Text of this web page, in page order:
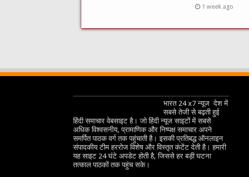
1 week ago
भारत 24 x7 न्यूज देश में
सबसे तेजी से बढ़ती हुई
हिंदी समाचार वेबसाइट है। जो हिंदी न्यूज साइटों में सबसे
अधिक विश्वसनीय, प्रामाणिक और निष्पक्ष समाचार अपने
समर्पित पाठक वर्ग तक पहुंचाती है। इसकी प्रतिबद्ध ऑनलाइन
संपादकीय टीम हररोज विशेष और विस्तृत कंटेंट देती है। हमारी
यह साइट 24 घंटे अपडेट होती है, जिससे हर बड़ी घटना
तत्काल पाठकों तक पहुंच सके।